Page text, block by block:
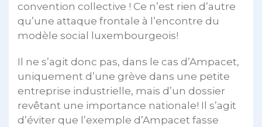
convention collective ! Ce n’est rien d’autre
qu’une attaque frontale à l’encontre du
modèle social luxembourgeois!
Il ne s’agit donc pas, dans le cas d’Ampacet,
uniquement d’une grève dans une petite
entreprise industrielle, mais d’un dossier
revêtant une importance nationale! Il s’agit
d’éviter que l’exemple d’Ampacet fasse